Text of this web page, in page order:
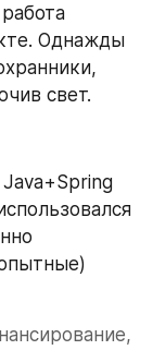
Однажды
свет.
Java+Spring